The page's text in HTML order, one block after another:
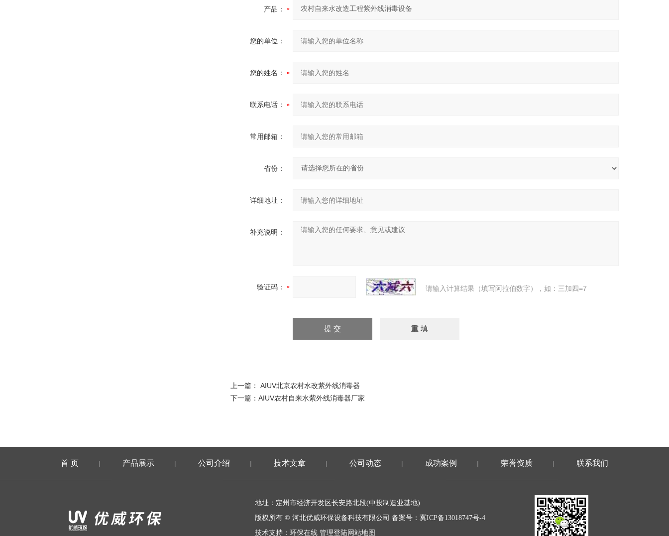
产品：
您的单位：
您的姓名：
联系电话：
常用邮箱：
省份：
详细地址：
补充说明：
验证码： 请输入计算结果（填写阿拉伯数字），如：三加四=7
上一篇： AIUV北京农村水改紫外线消毒器
下一篇： AIUV农村自来水紫外线消毒器厂家
首 页 | 产品展示 | 公司介绍 | 技术文章 | 公司动态 | 成功案例 | 荣誉资质 | 联系我们
地址：定州市经济开发区长安路北段(中投制造业基地)
版权所有 © 河北优威环保设备科技有限公司 备案号： 冀ICP备13018747号-4
技术支持： 环保在线 管理登陆网站地图